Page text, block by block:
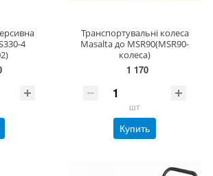
4
Транспортувальні колеса
Masalta до MSR90(MSR90-
колеса)
1 170
шт
Купить